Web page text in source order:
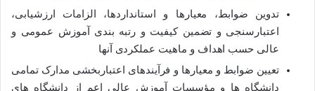
تدوین ضوابط، معیار‌ها و استانداردها، الزامات ارزشیابی،
اعتبارسنجی و تضمین­ کیفیت و رتبه­ بندی آموزش عمومی و
عالی حسب اهداف و ماهیت عملکردی آنها
تعیین ضوابط و معیار‌ها و فرآیند‌های اعتباربخشی مدارک تمامی
دانشگاه ها و مؤسسات آموزش­ عالی اعم از دانشگاه ­های